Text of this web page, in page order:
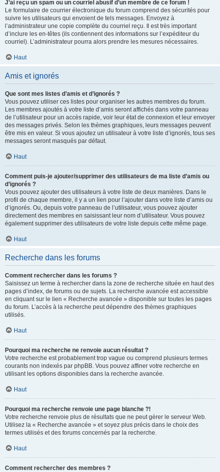
J’ai reçu un spam ou un courriel abusif d’un membre de ce forum !
Le formulaire de courrier électronique du forum comprend des sécurités pour
suivre les utilisateurs qui envoient de tels messages. Envoyez à
l’administrateur une copie complète du courriel reçu. Il est très important
d’inclure les en-têtes (ils contiennent des informations sur l’expéditeur du
courriel). L’administrateur pourra alors prendre les mesures nécessaires.
Haut
Amis et ignorés
Que sont mes listes d’amis et d’ignorés ?
Vous pouvez utiliser ces listes pour organiser les autres membres du forum.
Les membres ajoutés à votre liste d’amis seront affichés dans votre panneau
de l’utilisateur pour un accès rapide, voir leur état de connexion et leur envoyer
des messages privés. Selon les thèmes graphiques, leurs messages peuvent
être mis en valeur. Si vous ajoutez un utilisateur à votre liste d’ignorés, tous ses
messages seront masqués par défaut.
Haut
Comment puis-je ajouter/supprimer des utilisateurs de ma liste d’amis ou
d’ignorés ?
Vous pouvez ajouter des utilisateurs à votre liste de deux manières. Dans le
profil de chaque membre, il y a un lien pour l’ajouter dans votre liste d’amis ou
d’ignorés. Ou, depuis votre panneau de l’utilisateur, vous pouvez ajouter
directement des membres en saisissant leur nom d’utilisateur. Vous pouvez
également supprimer des utilisateurs de votre liste depuis cette même page.
Haut
Recherche dans les forums
Comment rechercher dans les forums ?
Saisissez un terme à rechercher dans la zone de recherche située en haut des
pages d’index, de forums ou de sujets. La recherche avancée est accessible
en cliquant sur le lien « Recherche avancée » disponible sur toutes les pages
du forum. L’accès à la recherche peut dépendre des thèmes graphiques
utilisés.
Haut
Pourquoi ma recherche ne renvoie aucun résultat ?
Votre recherche est probablement trop vague ou comprend plusieurs termes
courants non indexés par phpBB. Vous pouvez affiner votre recherche en
utilisant les options disponibles dans la recherche avancée.
Haut
Pourquoi ma recherche renvoie une page blanche ?!
Votre recherche renvoie plus de résultats que ne peut gérer le serveur Web.
Utilisez la « Recherche avancée » et soyez plus précis dans le choix des
termes utilisés et des forums concernés par la recherche.
Haut
Comment rechercher des membres ?